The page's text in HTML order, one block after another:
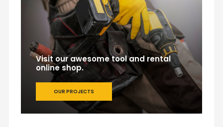
Visit our awesome tool and rental
online shop.
OUR PROJECTS